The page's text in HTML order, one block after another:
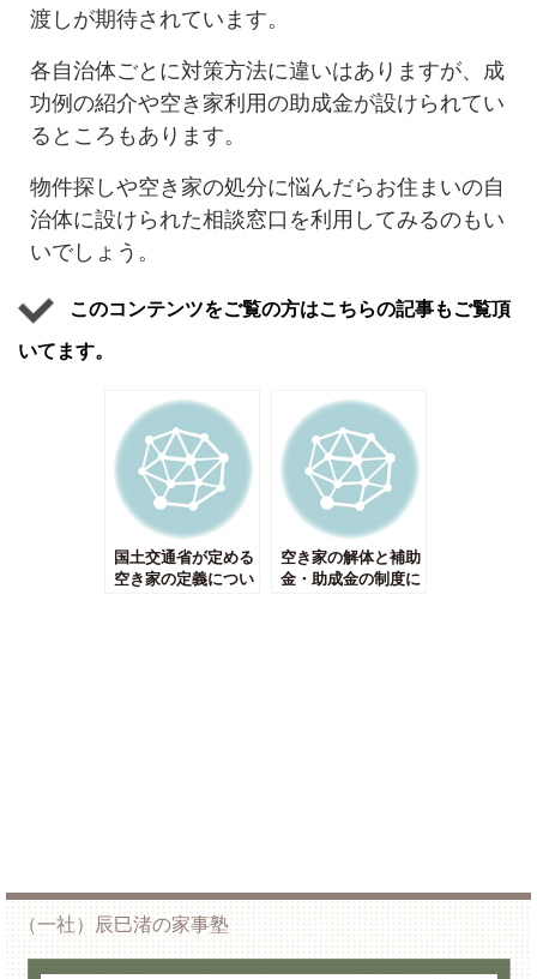
渡しが期待されています。
各自治体ごとに対策方法に違いはありますが、成
功例の紹介や空き家利用の助成金が設けられてい
るところもあります。
物件探しや空き家の処分に悩んだらお住まいの自
治体に設けられた相談窓口を利用してみるのもい
いでしょう。
このコンテンツをご覧の方はこちらの記事もご覧頂
いてます。
国土交通省が定める
空き家の定義につい
空き家の解体と補助
金・助成金の制度に
（一社）辰巳渚の家事塾